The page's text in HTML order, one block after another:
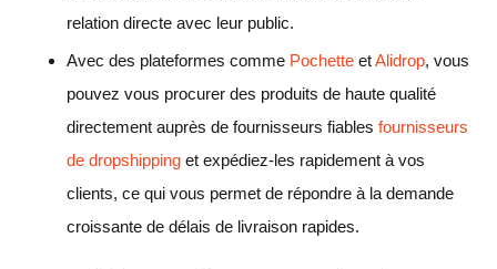
relation directe avec leur public.
Avec des plateformes comme Pochette etAlidrop, vous
pouvez vous procurer des produits de haute qualité
directement auprès de fournisseurs fiables fournisseurs
de dropshipping et expédiez-les rapidement à vos
clients, ce qui vous permet de répondre à la demande
croissante de délais de livraison rapides.